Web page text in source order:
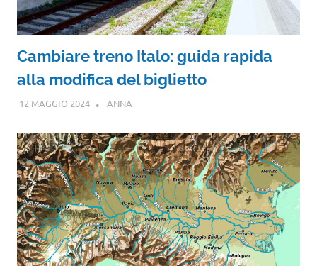
Cambiare treno Italo: guida rapida
alla modifica del biglietto
12 MAGGIO 2024 ANNA